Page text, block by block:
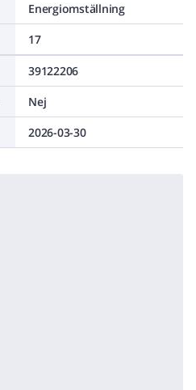
Energiomställning
17
39122206
Nej
2026-03-30